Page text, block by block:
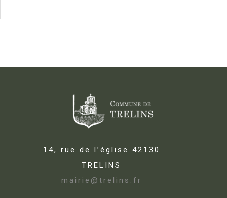
14, rue de l’église 42130
TRELINS
mairie@trelins.fr